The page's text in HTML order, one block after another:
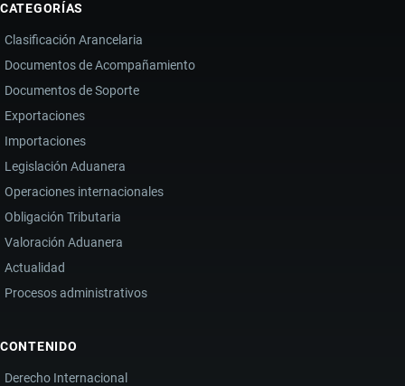
CATEGORÍAS
Clasificación Arancelaria
Documentos de Acompañamiento
Documentos de Soporte
Exportaciones
Importaciones
Legislación Aduanera
Operaciones internacionales
Obligación Tributaria
Valoración Aduanera
Actualidad
Procesos administrativos
CONTENIDO
Derecho Internacional